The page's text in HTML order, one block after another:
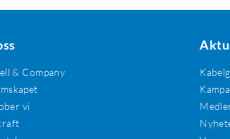
& Company
vi